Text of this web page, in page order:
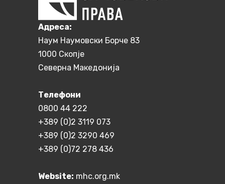
Aдреса:
Наум Наумовски Борче 83
1000 Скопје
Северна Македонија
Телефони
0800 44 222
+389 (0)2 3119 073
+389 (0)2 3290 469
+389 (0)72 278 436
Website: mhc.org.mk